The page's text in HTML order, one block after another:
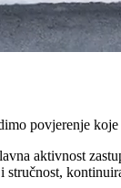
povjerenje koje
aktivnost